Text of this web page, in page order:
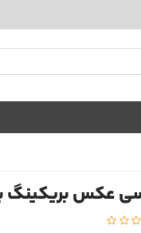
عکس بریکینگ بد